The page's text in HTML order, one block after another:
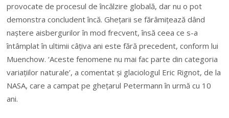
provocate de procesul de încălzire globală, dar nu o pot
demonstra concludent încă. Gheţarii se fărâmiţează dând
naştere aisbergurilor în mod frecvent, însă ceea ce s-a
întâmplat în ultimii câţiva ani este fără precedent, conform lui
Muenchow. ‘Aceste fenomene nu mai fac parte din categoria
variaţiilor naturale’, a comentat şi glaciologul Eric Rignot, de la
NASA, care a campat pe gheţarul Petermann în urmă cu 10
ani.